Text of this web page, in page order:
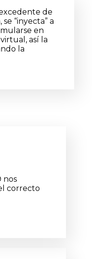
de
“inyecta” a
en
así la
la
nos
correcto